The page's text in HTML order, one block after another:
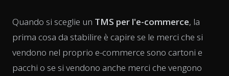
Quando si sceglie un TMS per l'e-commerce, la
prima cosa da stabilire è capire se le merci che si
vendono nel proprio e-commerce sono cartoni e
pacchi o se si vendono anche merci che vengono